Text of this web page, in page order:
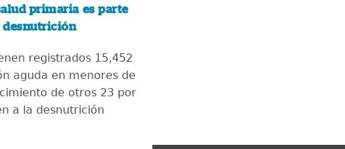
primaria es parte
desnutrición
registrados 15,452
aguda en menores de
de otros 23 por
a la desnutrición